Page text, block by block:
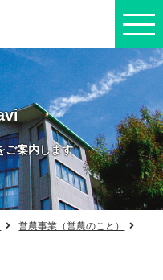
ご案内します
営農事業（営農のこと）